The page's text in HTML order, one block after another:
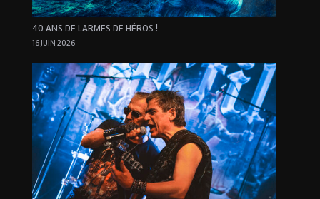
40 ANS DE LARMES DE HÉROS !
16 JUIN 2026